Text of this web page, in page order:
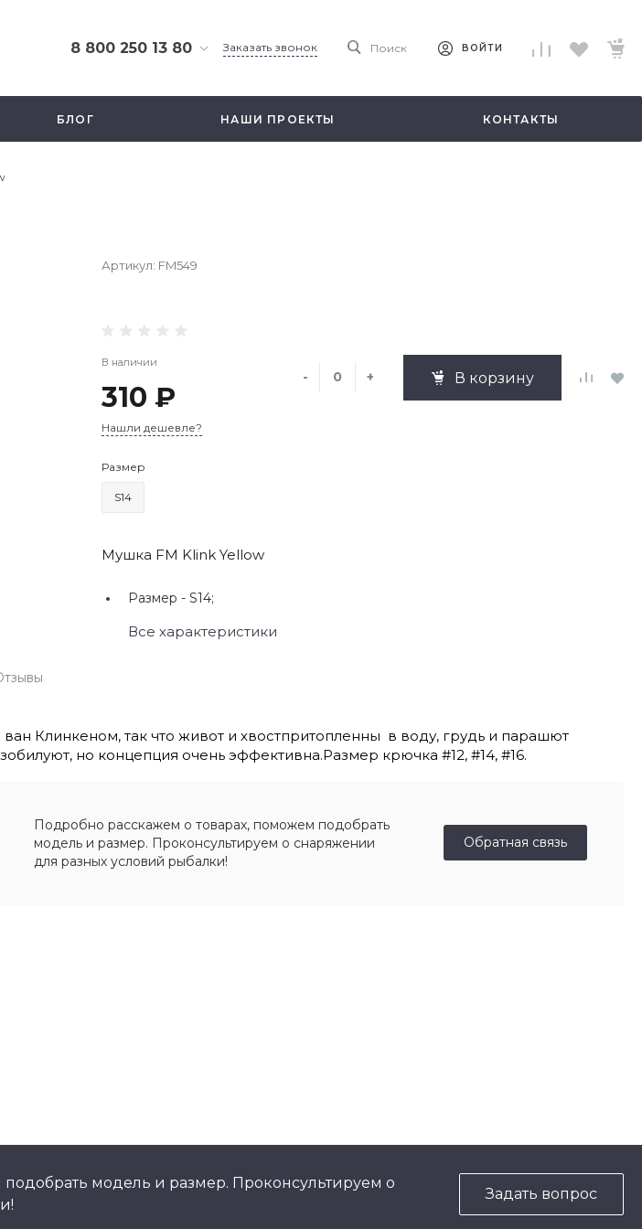
8 800 250 13 80
ул. Смольная 63б, этаж
2.5
Заказать звонок Поиск ВОЙТИ
БЛОГ НАШИ ПРОЕКТЫ КОНТАКТЫ
Артикул: FM549
В наличии
310 ₽
- + В корзину
Нашли дешевле?
Размер
S14
Мушка FM Klink Yellow
Размер - S14;
Все характеристики
Клинкеном, так что живот и хвостпритопленны в воду, грудь и парашют
но концепция очень эффективна.Размер крючка #12, #14, #16.
Подробно расскажем о товарах, поможем подобрать
модель и размер. Проконсультируем о снаряжении
для разных условий рыбалки!
Обратная связь
модель и размер. Проконсультируем о
Задать вопрос